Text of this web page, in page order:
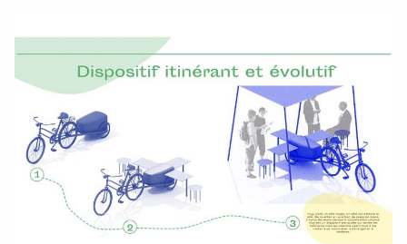
Diplômes
Conventions et partenariats
Universités